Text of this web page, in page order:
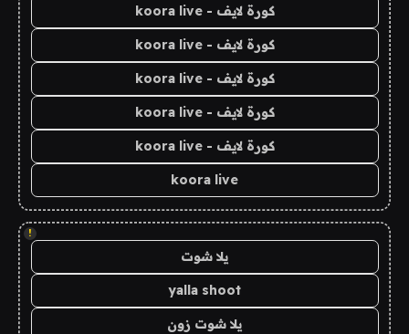
كورة لايف - koora live
كورة لايف - koora live
كورة لايف - koora live
كورة لايف - koora live
كورة لايف - koora live
koora live
!
يلا شوت
yalla shoot
يلا شوت زون